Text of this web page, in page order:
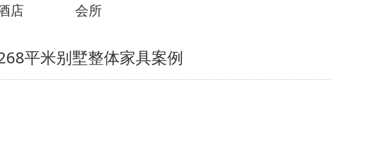
店 会所
平米别墅整体家具案例